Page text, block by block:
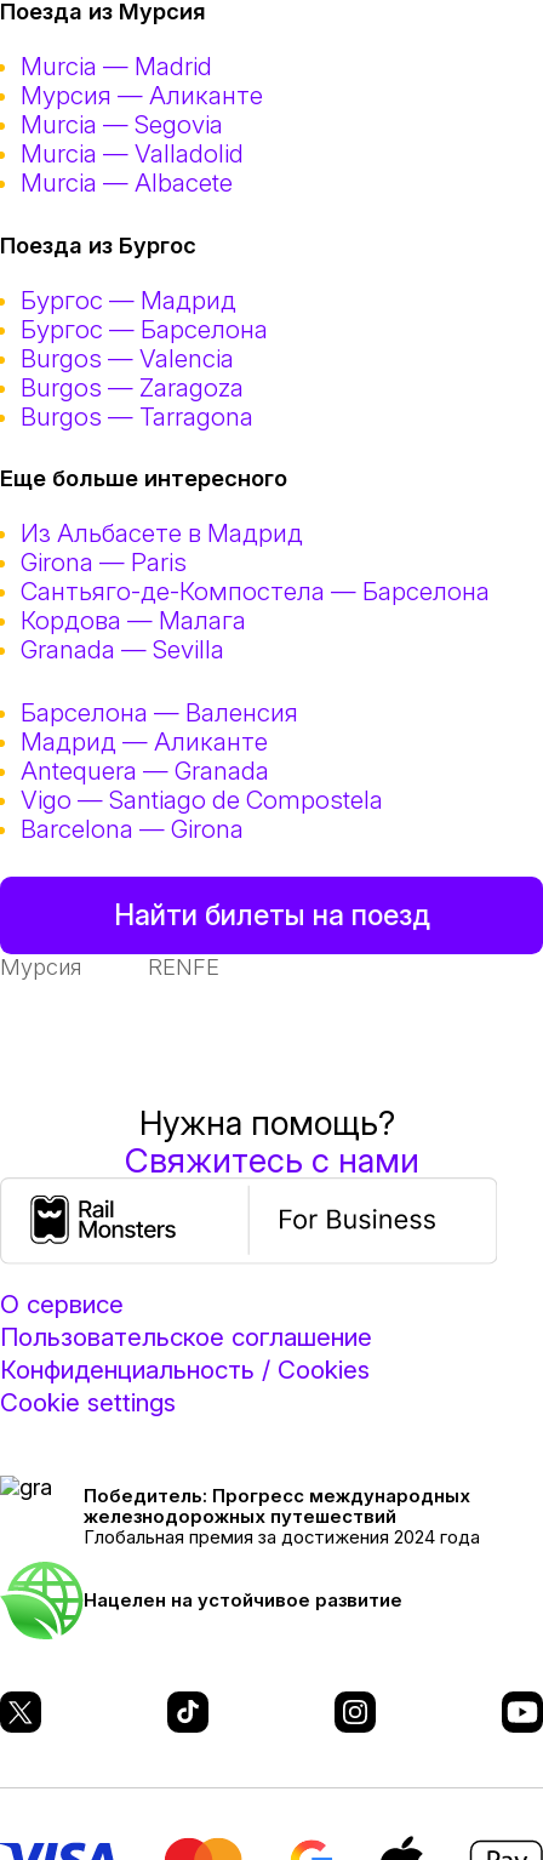
Поезда из Мурсия
Murcia — Madrid
Мурсия — Аликанте
Murcia — Segovia
Murcia — Valladolid
Murcia — Albacete
Поезда из Бургос
Бургос — Мадрид
Бургос — Барселона
Burgos — Valencia
Burgos — Zaragoza
Burgos — Tarragona
Еще больше интересного
Из Альбасете в Мадрид
Girona — Paris
Сантьяго-де-Компостела — Барселона
Кордова — Малага
Granada — Sevilla
Барселона — Валенсия
Мадрид — Аликанте
Antequera — Granada
Vigo — Santiago de Compostela
Barcelona — Girona
Найти билеты на поезд
Мурсия RENFE
Нужна помощь?
Свяжитесь с нами
О сервисе
Пользовательское соглашение
Конфиденциальность / Cookies
Cookie settings
Победитель: Прогресс международных
железнодорожных путешествий
Глобальная премия за достижения 2024 года
Нацелен на устойчивое развитие